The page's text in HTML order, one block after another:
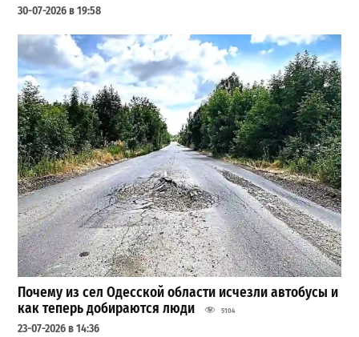
30-07-2026 в 19:58
Почему из сел Одесской области исчезли автобусы и
как теперь добираются люди
5104
23-07-2026 в 14:36